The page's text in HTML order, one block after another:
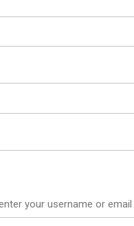
your username or